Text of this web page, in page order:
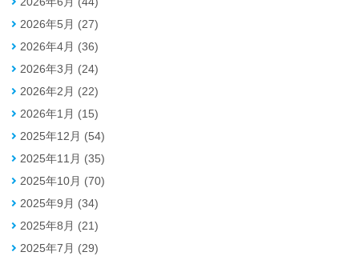
2026年5月 (27)
2026年4月 (36)
2026年3月 (24)
2026年2月 (22)
2026年1月 (15)
2025年12月 (54)
2025年11月 (35)
2025年10月 (70)
2025年9月 (34)
2025年8月 (21)
2025年7月 (29)